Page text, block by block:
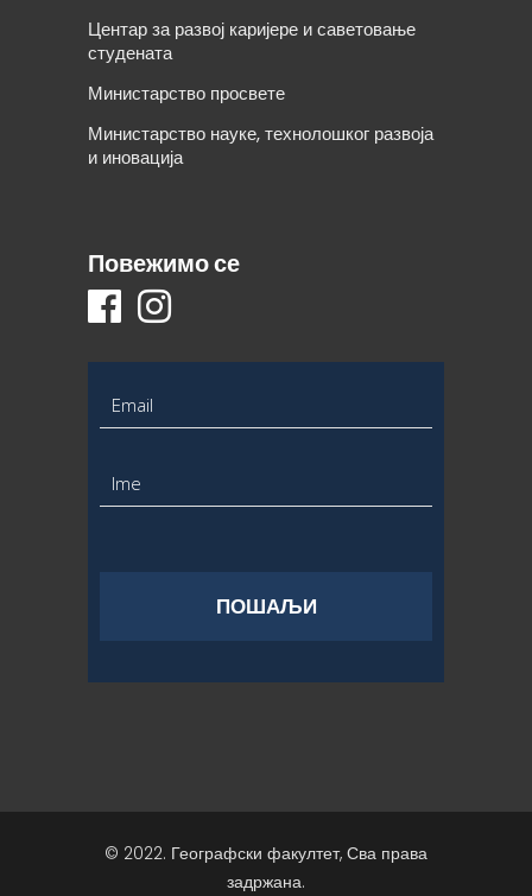
Центар за развој каријере и саветовање
студената
Министарство просвете
Министарство науке, технолошког развоја
и иновација
Повежимо се
© 2022. Географски факултет, Сва права
задржана.